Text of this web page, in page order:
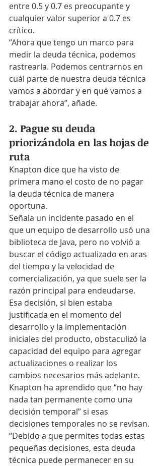
entre 0.5 y 0.7 es preocupante y
cualquier valor superior a 0.7 es
crítico.
“Ahora que tengo un marco para
medir la deuda técnica, podemos
rastrearla. Podemos centrarnos en
cuál parte de nuestra deuda técnica
vamos a abordar y en qué vamos a
trabajar ahora”, añade.
2. Pague su deuda
priorizándola en las hojas de
ruta
Knapton dice que ha visto de
primera mano el costo de no pagar
la deuda técnica de manera
oportuna.
Señala un incidente pasado en el
que un equipo de desarrollo usó una
biblioteca de Java, pero no volvió a
buscar el código actualizado en aras
del tiempo y la velocidad de
comercialización, ya que suele ser la
razón principal para endeudarse.
Esa decisión, si bien estaba
justificada en el momento del
desarrollo y la implementación
iniciales del producto, obstaculizó la
capacidad del equipo para agregar
actualizaciones o realizar los
cambios necesarios más adelante.
Knapton ha aprendido que “no hay
nada tan permanente como una
decisión temporal” si esas
decisiones temporales no se revisan.
“Debido a que permites todas estas
pequeñas decisiones, esta deuda
técnica puede permanecer en su